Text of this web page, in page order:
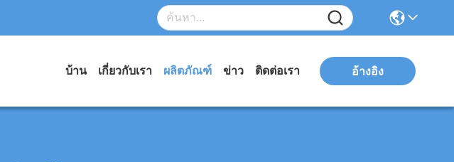
บ้าน เกี่ยวกับเรา ผลิตภัณฑ์ ข่าว ติดต่อเรา อ้างอิง